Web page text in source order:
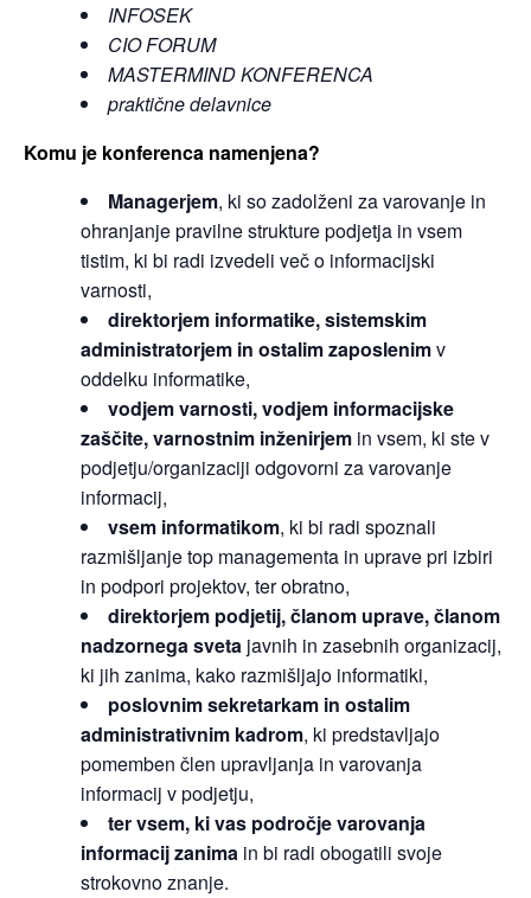
INFOSEK
CIO FORUM
MASTERMIND KONFERENCA
praktične delavnice
Komu je konferenca namenjena?
Managerjem, ki so zadolženi za varovanje in
ohranjanje pravilne strukture podjetja in vsem
tistim, ki bi radi izvedeli več o informacijski
varnosti,
direktorjem informatike, sistemskim
administratorjem in ostalim zaposlenimv
oddelku informatike,
vodjem varnosti, vodjem informacijske
zaščite, varnostnim inženirjem in vsem, ki ste v
podjetju/organizaciji odgovorni za varovanje
informacij,
vsem informatikom, ki bi radi spoznali
razmišljanje top managementa in uprave pri izbiri
in podpori projektov, ter obratno,
direktorjem podjetij, članom uprave, članom
nadzornega sveta javnih in zasebnih organizacij,
ki jih zanima, kako razmišljajo informatiki,
poslovnim sekretarkam in ostalim
administrativnim kadrom, ki predstavljajo
pomemben člen upravljanja in varovanja
informacij v podjetju,
ter vsem, ki vas področje varovanja
informacij zanima in bi radi obogatili svoje
strokovno znanje.